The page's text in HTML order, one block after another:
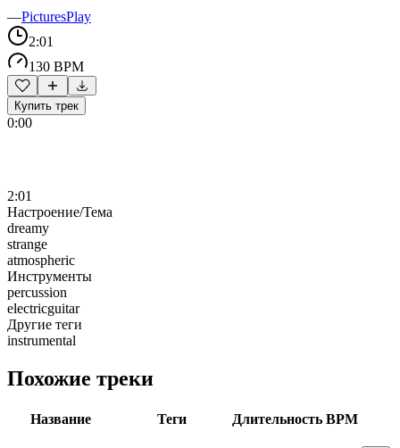
—PicturesPlay
2:01
130 BPM
Купить трек
0:00
2:01
Настроение/Тема
dreamy
strange
atmospheric
Инструменты
percussion
electricguitar
Другие теги
instrumental
Похожие треки
Название Теги Длительность BPM